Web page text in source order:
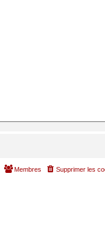
Supprimer les
Membres